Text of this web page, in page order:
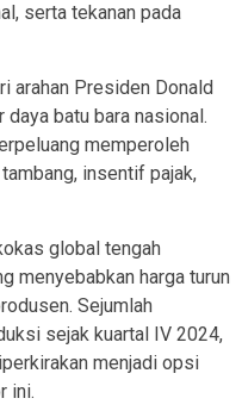
serta tekanan pada
arahan Presiden Donald
batu bara nasional.
memperoleh
insentif pajak,
global tengah
menyebabkan harga turun
Sejumlah
sejak kuartal IV 2024,
menjadi opsi
ini.